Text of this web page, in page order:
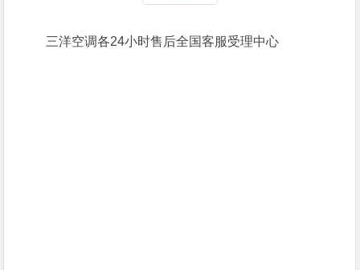
三洋空调各24小时售后全国客服受理中心